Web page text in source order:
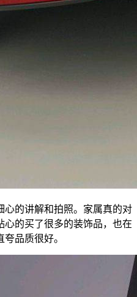
心的讲解和拍照。家属真的对
的买了很多的装饰品，也在
品质很好。